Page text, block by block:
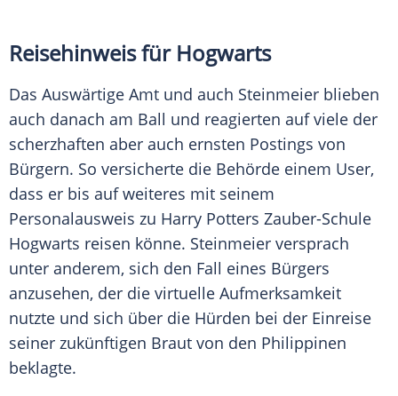
Reisehinweis für Hogwarts
Das Auswärtige Amt und auch Steinmeier blieben
auch danach am Ball und reagierten auf viele der
scherzhaften aber auch ernsten Postings von
Bürgern. So versicherte die Behörde einem User,
dass er bis auf weiteres mit seinem
Personalausweis zu Harry Potters Zauber-Schule
Hogwarts reisen könne. Steinmeier versprach
unter anderem, sich den Fall eines Bürgers
anzusehen, der die virtuelle Aufmerksamkeit
nutzte und sich über die Hürden bei der Einreise
seiner zukünftigen Braut von den Philippinen
beklagte.